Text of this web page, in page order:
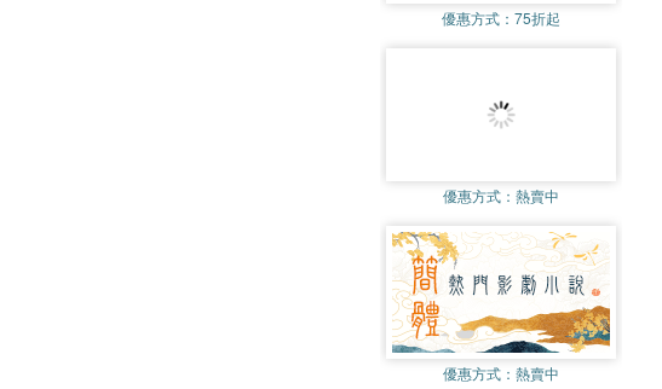
優惠方式： 75折起
優惠方式： 熱賣中
優惠方式： 熱賣中